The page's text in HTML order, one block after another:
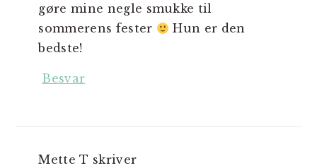
gøre mine negle smukke til
sommerens fester
Hun er den
bedste!
Besvar
Mette T skriver